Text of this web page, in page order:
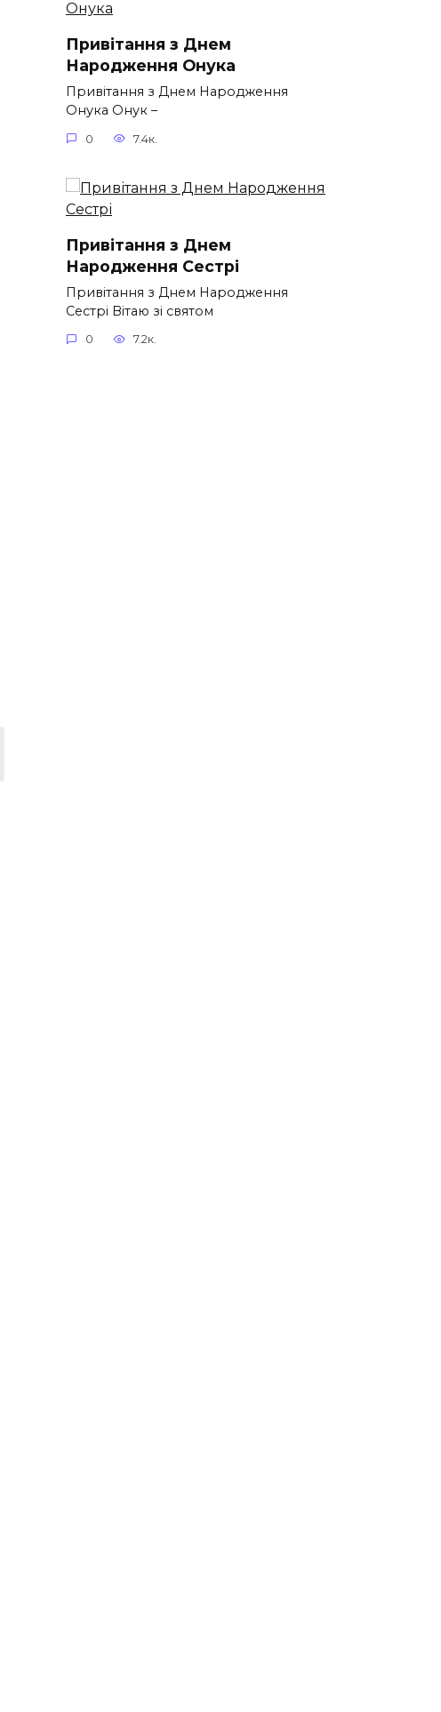
Привітання з Днем
Народження Онука
Привітання з Днем Народження
Онука Онук –
0 7.4к.
Привітання з Днем
Народження Сестрі
Привітання з Днем Народження
Сестрі Вітаю зі святом
0 7.2к.